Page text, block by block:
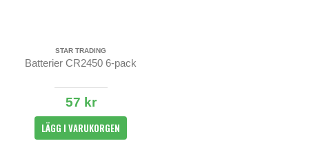
STAR TRADING
Batterier CR2450 6-pack
57 kr
LÄGG I VARUKORGEN